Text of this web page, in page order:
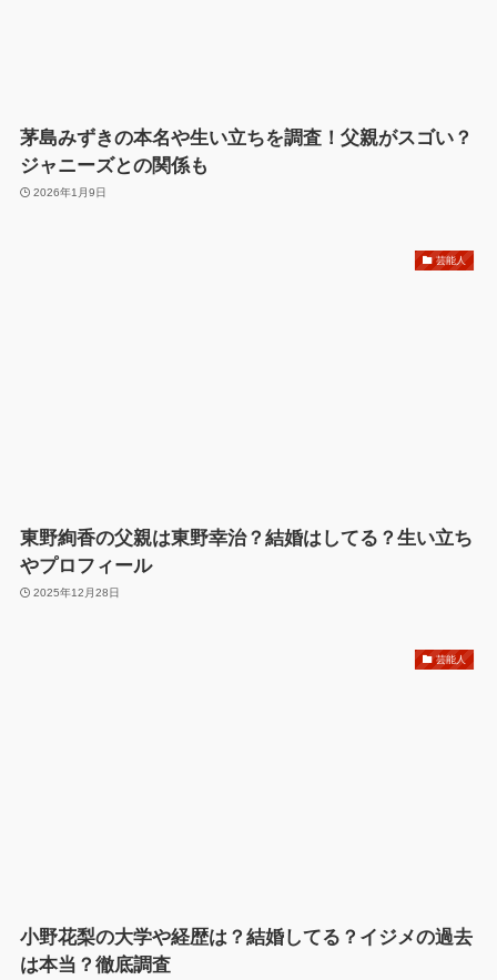
茅島みずきの本名や生い立ちを調査！父親がスゴい？
ジャニーズとの関係も
2026年1月9日
芸能人
東野絢香の父親は東野幸治？結婚はしてる？生い立ち
やプロフィール
2025年12月28日
芸能人
小野花梨の大学や経歴は？結婚してる？イジメの過去
は本当？徹底調査